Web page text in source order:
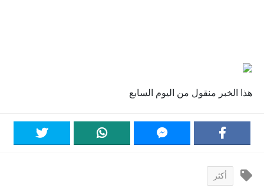
هذا الخبر منقول من اليوم السابع
أكثر